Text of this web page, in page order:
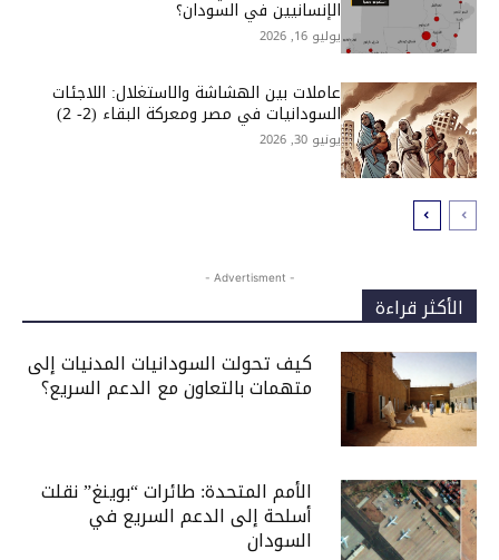
الإنسانيين في السودان؟
يوليو 16, 2026
عاملات بين الهشاشة والاستغلال: اللاجئات
السودانيات في مصر ومعركة البقاء (2- 2)
يونيو 30, 2026
- Advertisment -
الأكثر قراءة
كيف تحولت السودانيات المدنيات إلى
متهمات بالتعاون مع الدعم السريع؟
الأمم المتحدة: طائرات “بوينغ” نقلت
أسلحة إلى الدعم السريع في
السودان